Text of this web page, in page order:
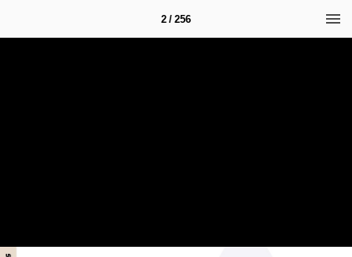
2 / 256